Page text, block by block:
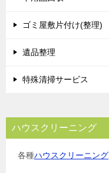
ゴミ屋敷片付け(整理)
遺品整理
特殊清掃サービス
ハウスクリーニング
各種ハウスクリーニング